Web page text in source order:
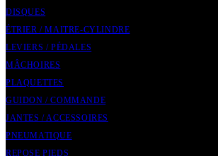
DISQUES
ÉTRIER / MAITRE-CYLINDRE
LEVIERS / PÉDALES
MÂCHOIRES
PLAQUETTES
GUIDON / COMMANDE
JANTES / ACCESSOIRES
PNEUMATIQUE
REPOSE PIEDS